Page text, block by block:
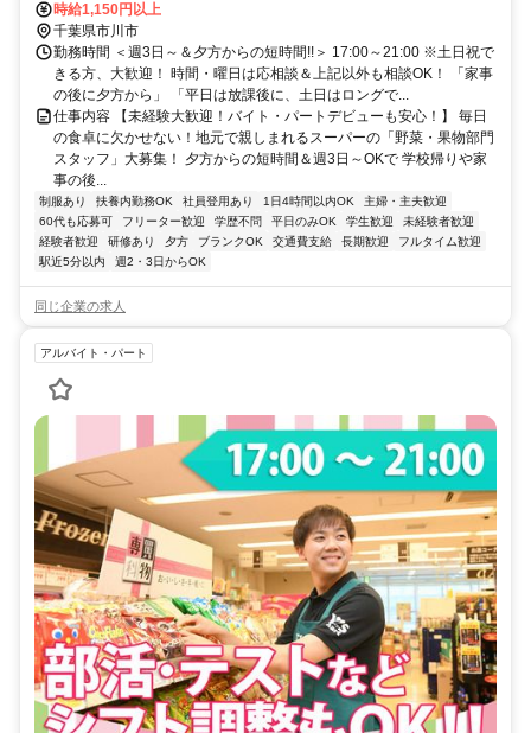
ロ東西線/ＪＲ中央本線 妙典南口徒歩約18分、東京メトロ東西線/ＪＲ
中央本線 南行徳北口徒歩約21分 東西線「行徳駅」目の前！
時給1,150円以上
千葉県市川市
勤務時間 ＜週3日～＆夕方からの短時間!!＞ 17:00～21:00 ※土日祝で
きる方、大歓迎！ 時間・曜日は応相談＆上記以外も相談OK！ 「家事
の後に夕方から」 「平日は放課後に、土日はロングで...
仕事内容 【未経験大歓迎！バイト・パートデビューも安心！】 毎日
の食卓に欠かせない！地元で親しまれるスーパーの「野菜・果物部門
スタッフ」大募集！ 夕方からの短時間＆週3日～OKで 学校帰りや家
事の後...
制服あり 扶養内勤務OK 社員登用あり 1日4時間以内OK
主婦・主夫歓迎
60代も応募可
フリーター歓迎 学歴不問 平日のみOK 学生歓迎
未経験者歓迎
経験者歓迎
研修あり 夕方 ブランクOK 交通費支給 長期歓迎
フルタイム歓迎
駅近5分以内
週2・3日からOK
同じ企業の求人
アルバイト・パート